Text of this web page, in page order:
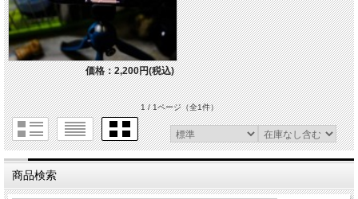
価格：2,200円(税込)
1 / 1ページ（全1件）
商品検索